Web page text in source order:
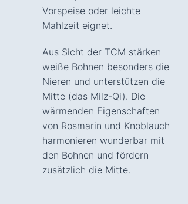
Vorspeise oder leichte
Mahlzeit eignet.
Aus Sicht der TCM stärken
weiße Bohnen besonders die
Nieren und unterstützen die
Mitte (das Milz-Qi). Die
wärmenden Eigenschaften
von Rosmarin und Knoblauch
harmonieren wunderbar mit
den Bohnen und fördern
zusätzlich die Mitte.